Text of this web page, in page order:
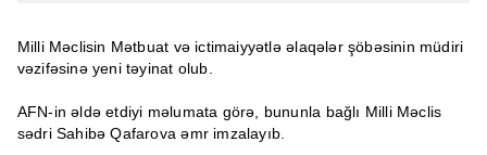
Milli Məclisin Mətbuat və ictimaiyyətlə əlaqələr şöbəsinin müdiri
vəzifəsinə yeni təyinat olub.
AFN-in əldə etdiyi məlumata görə, bununla bağlı Milli Məclis
sədri Sahibə Qafarova əmr imzalayıb.